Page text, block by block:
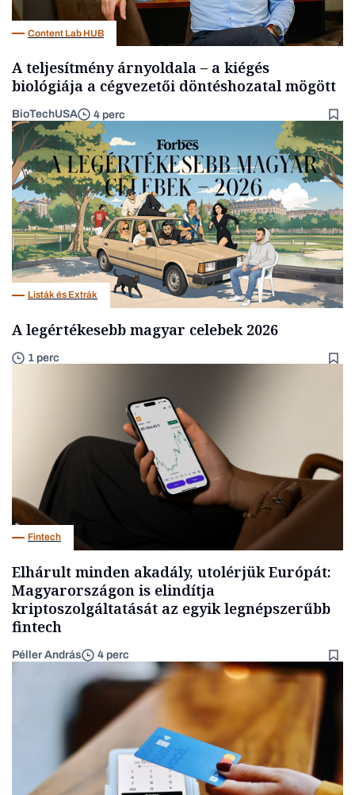
Content Lab HUB
A teljesítmény árnyoldala – a kiégés
biológiája a cégvezetői döntéshozatal mögött
BioTechUSA 4 perc
Listák és Extrák
A legértékesebb magyar celebek 2026
1 perc
Fintech
Elhárult minden akadály, utolérjük Európát:
Magyarországon is elindítja
kriptoszolgáltatását az egyik legnépszerűbb
fintech
Péller András 4 perc